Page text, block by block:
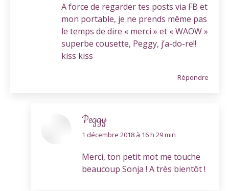
A force de regarder tes posts via FB et
mon portable, je ne prends même pas
le temps de dire « merci » et « WAOW »
superbe cousette, Peggy, j’a-do-re!!
kiss kiss
Répondre
Peggy
dit
1 décembre 2018 à 16 h 29 min
Merci, ton petit mot me touche
beaucoup Sonja ! A très bientôt !